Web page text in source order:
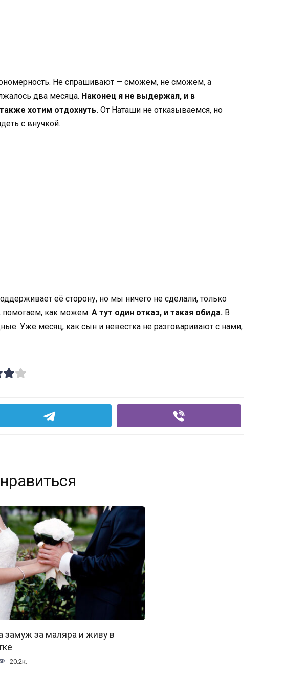
Не спрашивают — сможем, не сможем, а
два месяца. Наконец я не выдержал, и в
хотим отдохнуть. От Наташи не отказываемся, но
с внучкой.
её сторону, но мы ничего не сделали, только
помогаем, как можем. А тут один отказ, и такая обида. В
Уже месяц, как сын и невестка не разговаривают с нами,
замуж за маляра и живу в
20.2к.